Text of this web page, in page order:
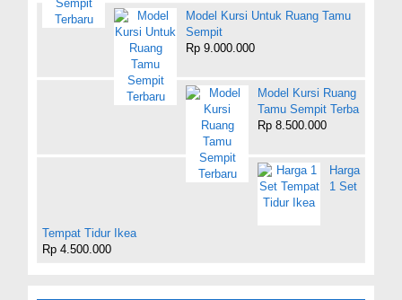
Model Kursi Untuk Ruang Tamu
Sempit
Rp 9.000.000
Model Kursi Ruang
Tamu Sempit Terba
Rp 8.500.000
Harga
1 Set
Tempat Tidur Ikea
Rp 4.500.000